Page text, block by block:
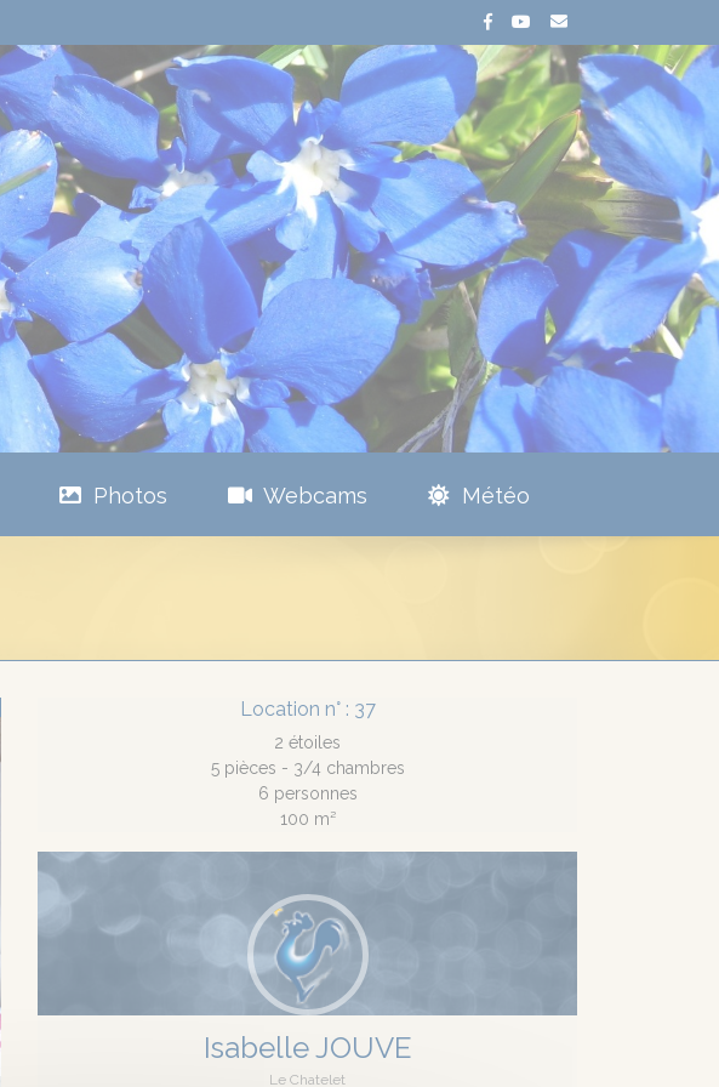
Photos Webcams Météo
Location n° : 37
2 étoiles
5 pièces - 3/4 chambres
6 personnes
100 m²
Isabelle JOUVE
Le Chatelet